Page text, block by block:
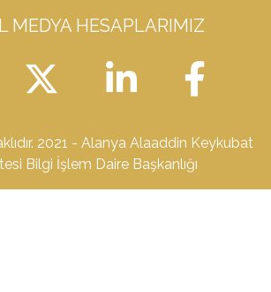
MEDYA HESAPLARIMIZ
2021 - Alanya Alaaddin Keykubat
Bilgi İşlem Daire Başkanlığı